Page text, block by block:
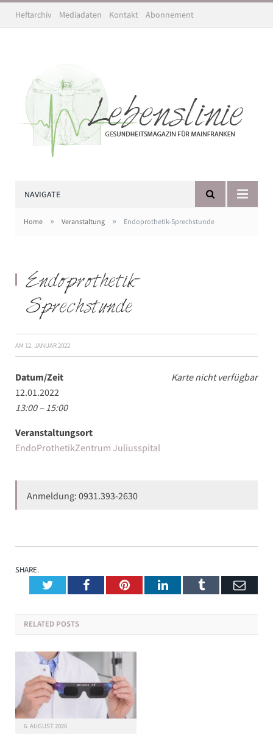
Heftarchiv Mediadaten Kontakt Abonnement
NAVIGATE
Home » Veranstaltung » Endoprothetik-Sprechstunde
Endoprothetik-
Sprechstunde
AM 12. JANUAR 2022
Karte nicht verfügbar
Datum/Zeit
12.01.2022
13:00 – 15:00
Veranstaltungsort
EndoProthetikZentrum Juliusspital
Anmeldung: 0931.393-2630
SHARE.
TwitterFacebookPinterestLinkedInTumblr
RELATED POSTS
6. AUGUST 2026